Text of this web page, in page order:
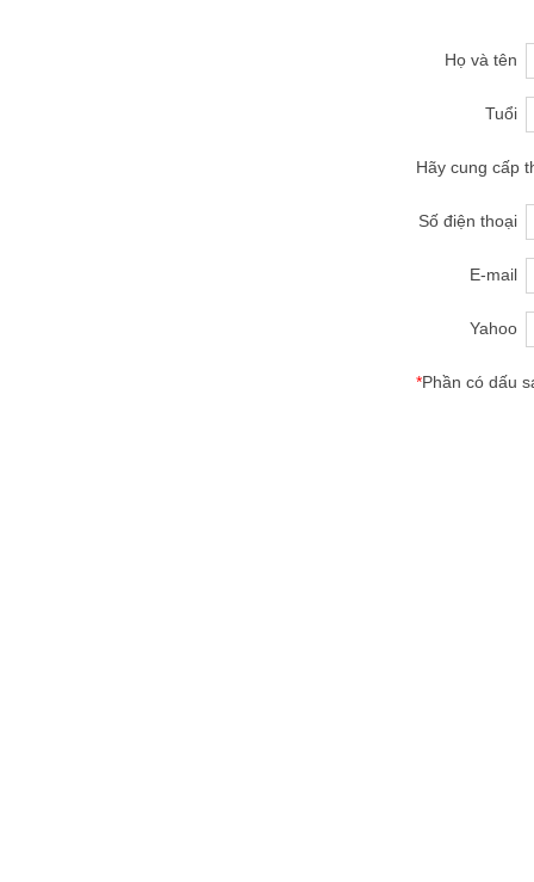
Họ và tên
Tuổi
Hãy cung cấp
Số điện thoại
E-mail
Yahoo
*Phần có dấu